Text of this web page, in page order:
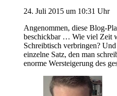
24. Juli 2015 um 10:31 Uhr
Angenommen, diese Blog-
beschickbar … Wie viel Zeit
Schreibtisch verbringen?
einzelne Satz, den man
enorme Wersteigerung des